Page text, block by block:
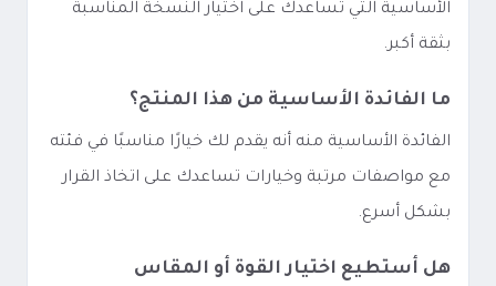
الأساسية التي تساعدك على اختيار النسخة المناسبة
بثقة أكبر.
ما الفائدة الأساسية من هذا المنتج؟
الفائدة الأساسية منه أنه يقدم لك خيارًا مناسبًا في فئته
مع مواصفات مرتبة وخيارات تساعدك على اتخاذ القرار
بشكل أسرع.
هل أستطيع اختيار القوة أو المقاس